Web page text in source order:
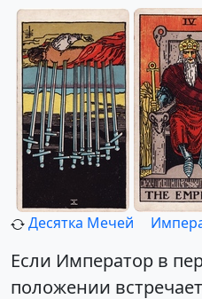
Десятка Мечей
Если Император в
положении